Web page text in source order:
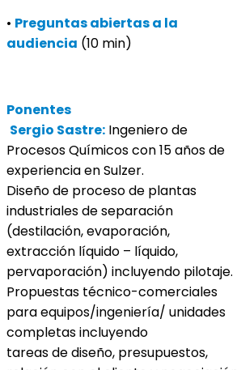
• Preguntas abiertas a la
audiencia (10 min)
Ponentes
Sergio Sastre: Ingeniero de
Procesos Químicos con 15 años de
experiencia en Sulzer.
Diseño de proceso de plantas
industriales de separación
(destilación, evaporación,
extracción líquido – líquido,
pervaporación) incluyendo pilotaje.
Propuestas técnico-comerciales
para equipos/ingeniería/ unidades
completas incluyendo
tareas de diseño, presupuestos,